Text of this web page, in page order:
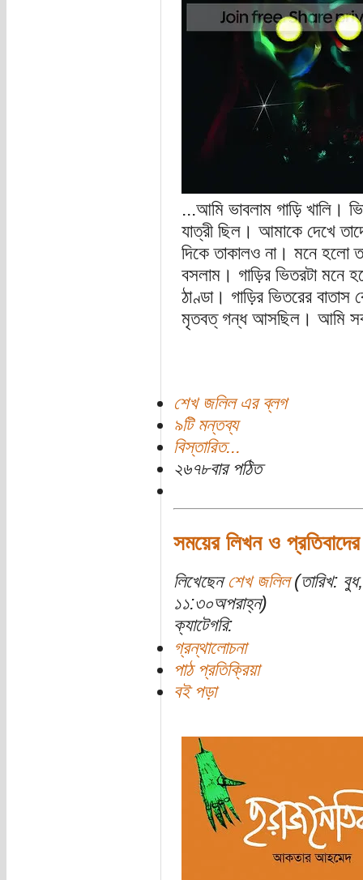
...আমি ভাবলাম গাড়ি খালি।
যাত্রী ছিল। আমাকে দেখে
দিকে তাকালও না। মনে হলো
বসলাম। গাড়ির ভিতরটা মনে
ঠাণ্ডা। গাড়ির ভিতরের
মৃতবত্ গন্ধ আসছিল। আমি
শেখ জলিল এর ব্লগ
৯টি মন্তব্য
বিস্তারিত...
২৬৭৮বার পঠিত
সময়ের লিখন ও
লিখেছেন শেখ জলিল(তারিখ:
১১:৩০অপরাহ্ন)
ক্যাটেগরি:
গ্রন্থালোচনা
পাঠ প্রতিক্রিয়া
বই পড়া